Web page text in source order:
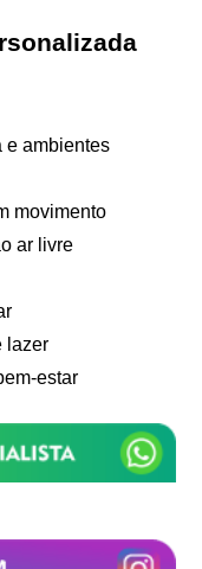
e ambientes
movimento
ar livre
lazer
estar